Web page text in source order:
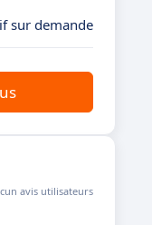
sur demande
avis utilisateurs